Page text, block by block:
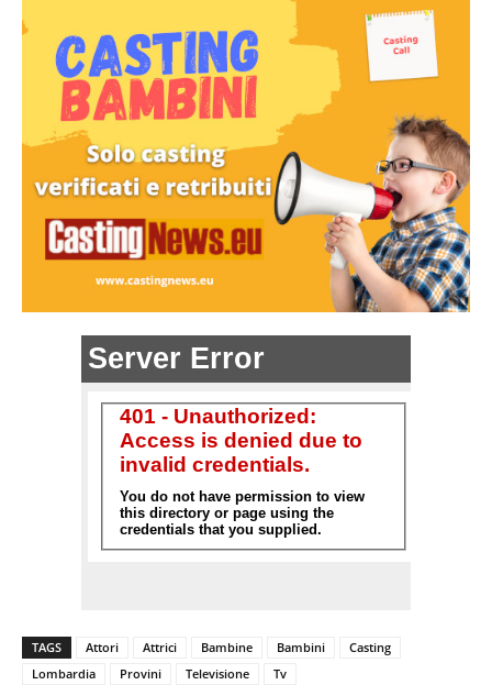
TAGS Attori Attrici Bambine Bambini
Casting
Lombardia
Provini Televisione Tv